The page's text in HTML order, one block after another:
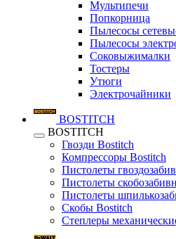
Мультипечи
Попкорница
Пылесосы
Пылесосы
Соковыжималки
Тостеры
Утюги
Электрочайники
BOSTITCH
BOSTITCH
Гвозди Bostitch
Компрессоры Bostitch
Пистолеты
Пистолеты
Пистолеты
Скобы Bostitch
Степлеры